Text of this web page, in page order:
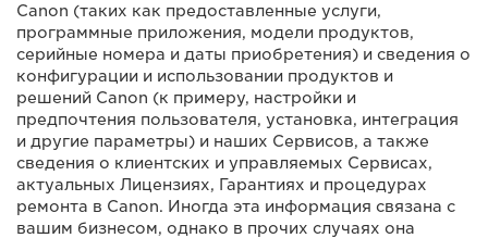
Canon (таких как предоставленные услуги,
программные приложения, модели продуктов,
серийные номера и даты приобретения) и сведения о
конфигурации и использовании продуктов и
решений Canon (к примеру, настройки и
предпочтения пользователя, установка, интеграция
и другие параметры) и наших Сервисов, а также
сведения о клиентских и управляемых Сервисах,
актуальных Лицензиях, Гарантиях и процедурах
ремонта в Canon. Иногда эта информация связана с
вашим бизнесом, однако в прочих случаях она